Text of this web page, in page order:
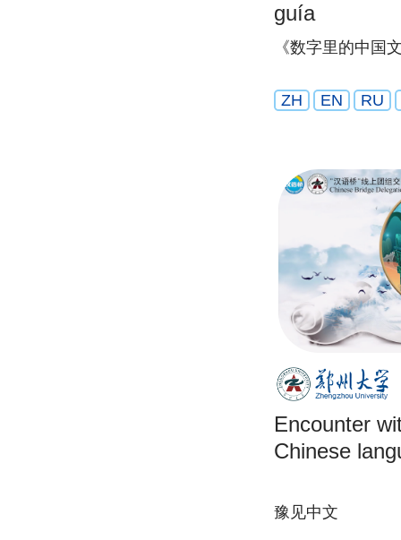
guía
《数字里的中国
ZH EN RU
Encounter
Chinese
豫见中文